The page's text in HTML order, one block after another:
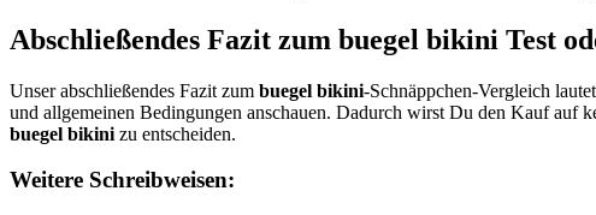
Abschließendes Fazit zum buegel bikini Test
Unser abschließendes Fazit zum buegel bikini-Schnäppchen-Vergleich
und allgemeinen Bedingungen anschauen. Dadurch wirst Du den Kauf auf
buegel bikini zu entscheiden.
Weitere Schreibweisen: